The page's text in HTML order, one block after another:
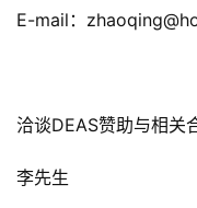
页
E-mail：
洽谈DEAS赞助与相关
李先生